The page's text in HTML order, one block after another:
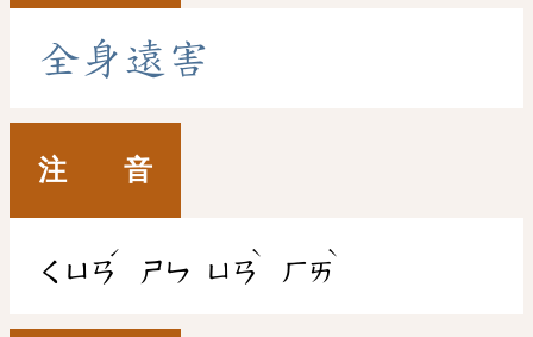
全身 遠 害
注 音
ㄑㄩㄢ
ˊ
ㄕㄣ ㄩㄢ
ˋ
ㄏㄞ
ˋ